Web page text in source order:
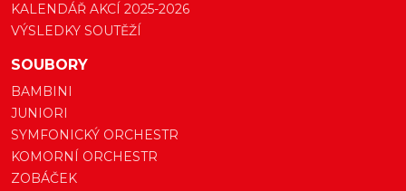
KALENDÁŘ AKCÍ 2025-2026
VÝSLEDKY SOUTĚŽÍ
SOUBORY
BAMBINI
JUNIORI
SYMFONICKÝ ORCHESTR
KOMORNÍ ORCHESTR
ZOBÁČEK